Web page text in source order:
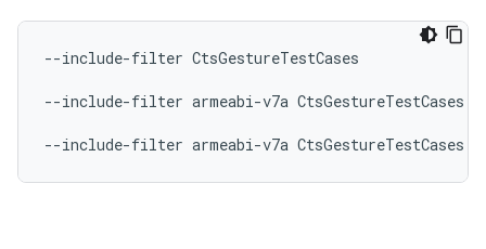
--include-filter CtsGestureTestCases
--include-filter armeabi-v7a CtsGestureTestCases
--include-filter armeabi-v7a CtsGestureTestCases